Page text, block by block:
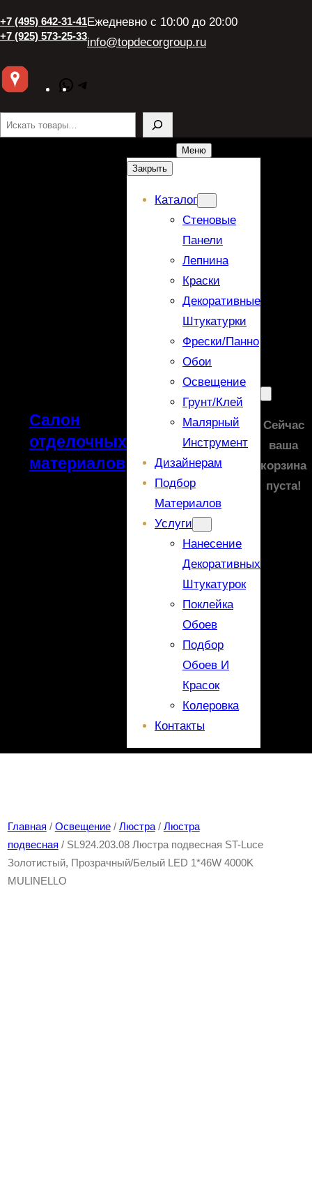
+7 (495) 642-31-41
+7 (925) 573-25-33
Ежедневно с 10:00 до 20:00
info@topdecorgroup.ru
WhatsApp
Поиск
Салон
отделочных
материалов
Меню
Закрыть
Каталог
Стеновые
Панели
Лепнина
Краски
Декоративные
Штукатурки
Фрески/панно
Обои
Освещение
Грунт/Клей
Малярный
Инструмент
Дизайнерам
Подбор
Материалов
Услуги
Нанесение
Декоративных
Штукатурок
Поклейка
Обоев
Подбор
Обоев И
Красок
Колеровка
Контакты
Сейчас
ваша
корзина
пуста!
Главная / Освещение/ Люстра/ Люстра
подвесная / SL924.203.08 Люстра подвесная ST-Luce
Золотистый, Прозрачный/Белый LED 1*46W 4000K
MULINELLO